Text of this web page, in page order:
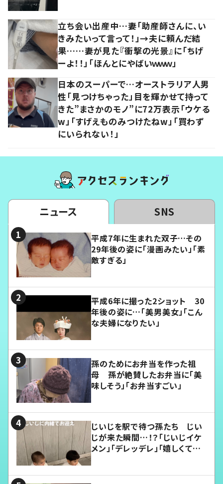
立ち会い出産中…妻「助産師さんに、い
きみたいって言って！」→夫に頼んだ結
果……妻が見た『衝撃の光景』に「ちげ
ーよ！！」「ほんとにやばいｗｗｗ」
日本のスーパーで…オーストラリア人男
性「見つけちゃった」目を輝かせて持って
きた”まさかのモノ”に72万表示「ウケる
w」「すげえものみつけたねw」「買わず
にいられない！」
ニュース SNS
平成7年に生まれた双子…その
29年後の姿に「漫画みたい」「素
敵すぎる」
平成6年に撮った2ショット 30
年後の姿に…「美男美女」「こん
な夫婦になりたい」
孫のためにお弁当を作った祖
母 孫が絶賛したお弁当に「美
味しそう」「お弁当すごい」
じいじを駅で待つ孫たち じい
じが来た瞬間…！？「じいじイケ
メン」「デレッデレ」「嬉しくて可